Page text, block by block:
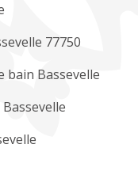
77750
bain Bassevelle